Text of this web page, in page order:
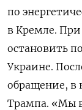
по
в Кремле.
остановить
Украине.
обращение, в
Трампа. «Мы